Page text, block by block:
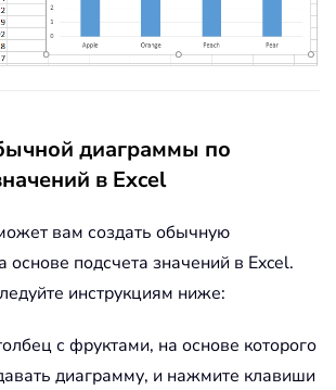
диаграммы по
в Excel
вам создать обычную
основе подсчета значений в Excel.
инструкциям ниже:
с фруктами, на основе которого
диаграмму, и нажмите клавиши